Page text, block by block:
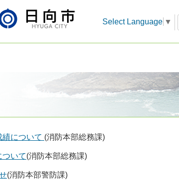
Select Language ▼
について (消防本部総務課)
いて(消防本部総務課)
(消防本部警防課)